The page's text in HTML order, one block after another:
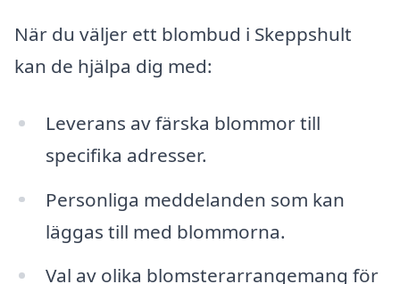
När du väljer ett blombud i Skeppshult
kan de hjälpa dig med:
Leverans av färska blommor till
specifika adresser.
Personliga meddelanden som kan
läggas till med blommorna.
Val av olika blomsterarrangemang för